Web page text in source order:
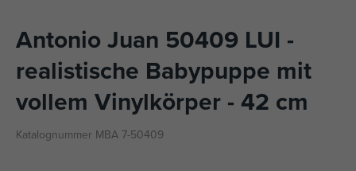
Antonio Juan 50409 LUI -
realistische Babypuppe mit
vollem Vinylkörper - 42 cm
Katalognummer MBA 7-50409